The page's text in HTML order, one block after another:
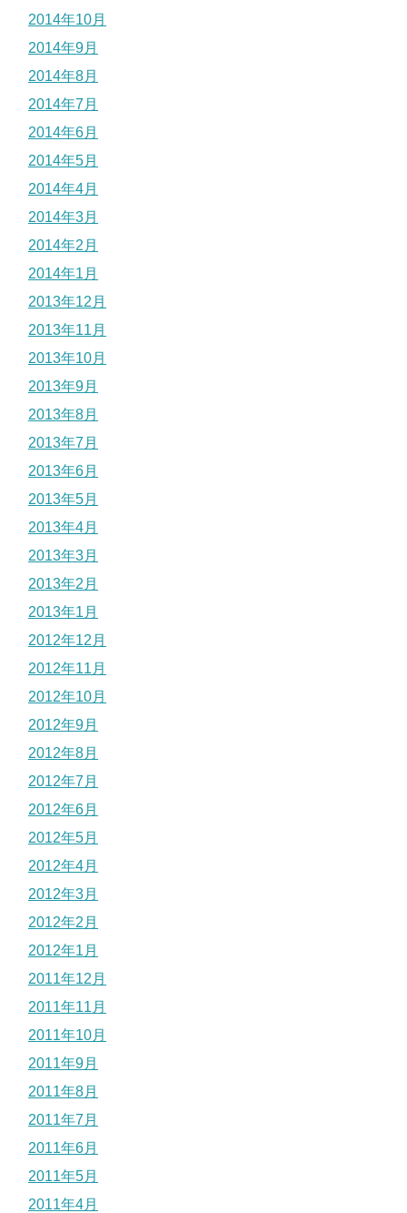
2014年10月
2014年9月
2014年8月
2014年7月
2014年6月
2014年5月
2014年4月
2014年3月
2014年2月
2014年1月
2013年12月
2013年11月
2013年10月
2013年9月
2013年8月
2013年7月
2013年6月
2013年5月
2013年4月
2013年3月
2013年2月
2013年1月
2012年12月
2012年11月
2012年10月
2012年9月
2012年8月
2012年7月
2012年6月
2012年5月
2012年4月
2012年3月
2012年2月
2012年1月
2011年12月
2011年11月
2011年10月
2011年9月
2011年8月
2011年7月
2011年6月
2011年5月
2011年4月